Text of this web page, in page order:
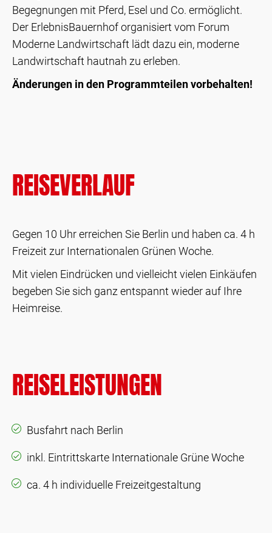
Begegnungen mit Pferd, Esel und Co. ermöglicht.
Der ErlebnisBauernhof organisiert vom Forum
Moderne Landwirtschaft lädt dazu ein, moderne
Landwirtschaft hautnah zu erleben.
Änderungen in den Programmteilen vorbehalten!
REISEVERLAUF
Gegen 10 Uhr erreichen Sie Berlin und haben ca. 4 h
Freizeit zur Internationalen Grünen Woche.
Mit vielen Eindrücken und vielleicht vielen Einkäufen
begeben Sie sich ganz entspannt wieder auf Ihre
Heimreise.
REISELEISTUNGEN
Busfahrt nach Berlin
inkl. Eintrittskarte Internationale Grüne Woche
ca. 4 h individuelle Freizeitgestaltung